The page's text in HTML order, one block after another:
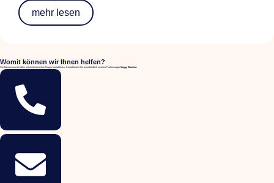
mehr lesen
Womit können wir Ihnen helfen?
Sie können uns bei allen unternehmerischen Fragen kontaktieren. Kontaktieren Sie unverbindlich unseren Parkmanager Meggy Blanken: